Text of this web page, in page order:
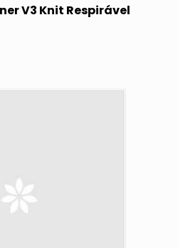
V3 Knit Respirável